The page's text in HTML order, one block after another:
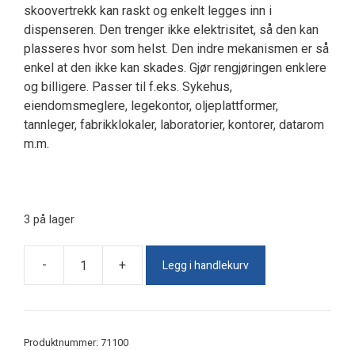
skoovertrekk kan raskt og enkelt legges inn i
dispenseren. Den trenger ikke elektrisitet, så den kan
plasseres hvor som helst. Den indre mekanismen er så
enkel at den ikke kan skades. Gjør rengjøringen enklere
og billigere. Passer til f.eks. Sykehus,
eiendomsmeglere, legekontor, oljeplattformer,
tannleger, fabrikklokaler, laboratorier, kontorer, datarom
m.m.
3 på lager
-
Skotrekkdispenser
antall
+ Legg i handlekurv
Produktnummer: 71100